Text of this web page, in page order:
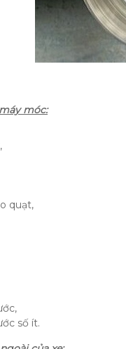
móc:
quạt,
số ít.